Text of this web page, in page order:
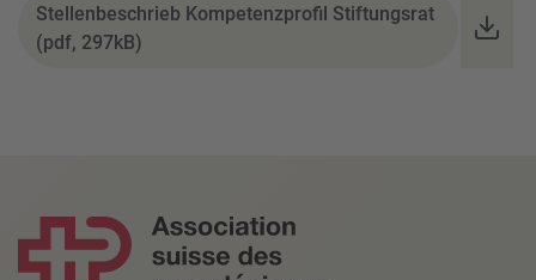
Stellenbeschrieb Kompetenzprofil Stiftungsrat
(pdf, 297kB)